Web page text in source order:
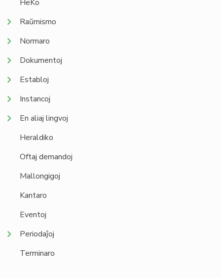
HeKo
Raŭmismo
Normaro
Dokumentoj
Establoj
Instancoj
En aliaj lingvoj
Heraldiko
Oftaj demandoj
Mallongigoj
Kantaro
Eventoj
Periodaĵoj
Terminaro